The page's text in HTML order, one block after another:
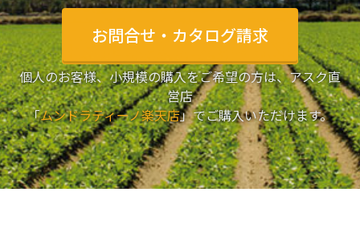
お問合せ・カタログ請求
個人のお客様、小規模の購入をご希望の方は、アスク直
営店
「ムンドラティーノ楽天店」でご購入いただけます。